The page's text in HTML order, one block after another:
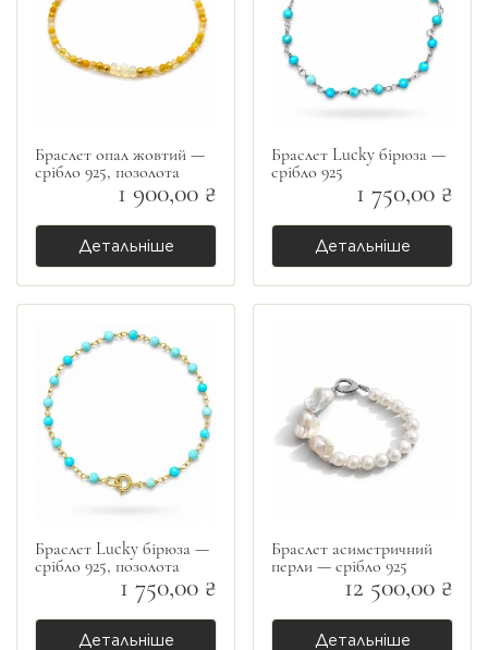
Браслет опал жовтий —
срібло 925, позолота
1 900,00 ₴
Детальніше
Браслет Lucky бірюза —
срібло 925
1 750,00 ₴
Детальніше
Браслет Lucky бірюза —
срібло 925, позолота
1 750,00 ₴
Детальніше
Браслет асиметричний
перли — срібло 925
12 500,00 ₴
Детальніше